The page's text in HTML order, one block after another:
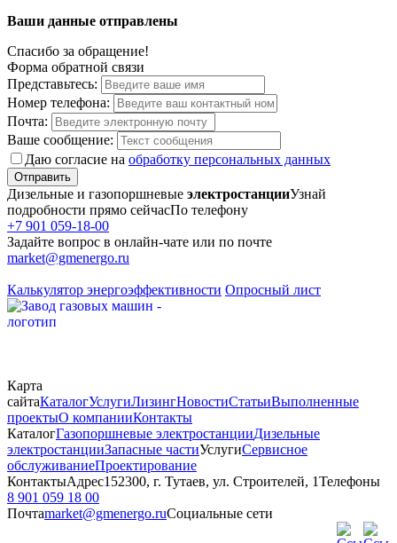
Ваши данные отправлены
Спасибо за обращение!
Форма обратной связи
Представьтесь:
Номер телефона:
Почта:
Ваше сообщение:
Даю согласие на обработку персональных данных
Отправить
Дизельные и газопоршневые электростанцииУзнай
подробности прямо сейчасПо телефону
+7 901 059-18-00
Задайте вопрос в онлайн-чате или по почте
market@gmenergo.ru
Калькулятор энергоэффективности Опросный лист
Карта
сайтаКаталогУслугиЛизингНовостиСтатьиВыполненные
проектыО компанииКонтакты
КаталогГазопоршневые электростанцииДизельные
электростанцииЗапасные частиУслугиСервисное
обслуживаниеПроектирование
КонтактыАдрес152300, г. Тутаев, ул. Строителей, 1Телефоны
8 901 059 18 00
Почтаmarket@gmenergo.ruСоциальные сети